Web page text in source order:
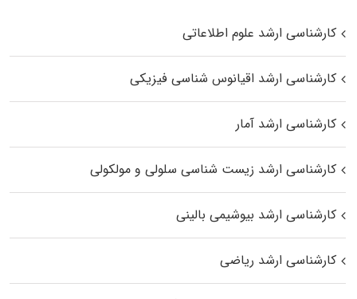
کارشناسی ارشد علوم اطلاعاتی
کارشناسی ارشد اقیانوس‌ شناسی فیزیکی
کارشناسی ارشد آمار
کارشناسی ارشد زیست شناسی سلولی و مولکولی
کارشناسی ارشد بیوشیمی بالینی
کارشناسی ارشد ریاضی